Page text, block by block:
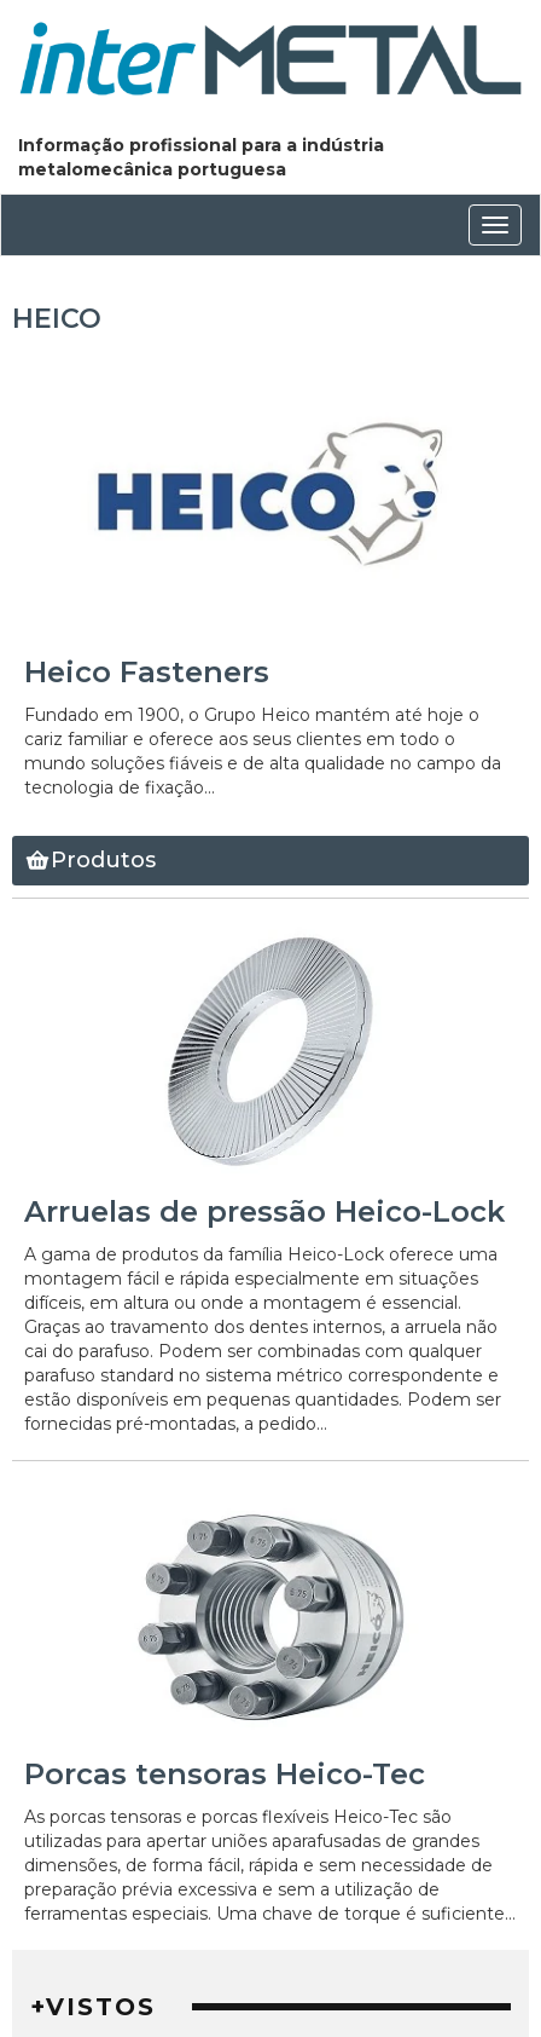
Informação profissional para a indústria
metalomecânica portuguesa
HEICO
Heico Fasteners
Fundado em 1900, o Grupo Heico mantém até hoje o
cariz familiar e oferece aos seus clientes em todo o
mundo soluções fiáveis e de alta qualidade no campo da
tecnologia de fixação...
Produtos
Arruelas de pressão Heico-Lock
A gama de produtos da família Heico-Lock oferece uma
montagem fácil e rápida especialmente em situações
difíceis, em altura ou onde a montagem é essencial.
Graças ao travamento dos dentes internos, a arruela não
cai do parafuso. Podem ser combinadas com qualquer
parafuso standard no sistema métrico correspondente e
estão disponíveis em pequenas quantidades. Podem ser
fornecidas pré-montadas, a pedido...
Porcas tensoras Heico-Tec
As porcas tensoras e porcas flexíveis Heico-Tec são
utilizadas para apertar uniões aparafusadas de grandes
dimensões, de forma fácil, rápida e sem necessidade de
preparação prévia excessiva e sem a utilização de
ferramentas especiais. Uma chave de torque é suficiente...
+VISTOS